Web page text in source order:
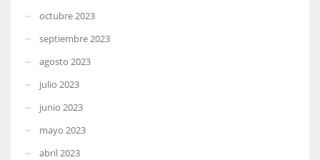
octubre 2023
septiembre 2023
agosto 2023
julio 2023
junio 2023
mayo 2023
abril 2023